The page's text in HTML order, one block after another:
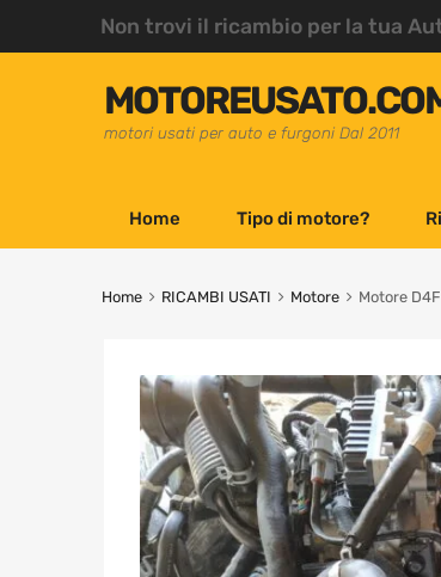
Non trovi il ricambio per la tua
motori usati per auto e furgoni Dal 2011
Home Tipo di motore?
Home RICAMBI USATI Motore Motore